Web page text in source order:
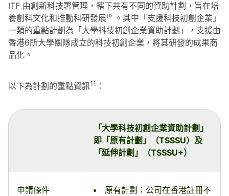
ITF 由創新科技署管理，轄下共有不同的資助計劃，旨在培
養創科文化和推動科研發展¹⁰ 。其中「支援科技初創企業」
一類的重點計劃為「大學科技初創企業資助計劃」，支援由
香港6所大學團隊成立的科技初創企業，將其研發的成果商
品化。
以下為計劃的重點資訊11 ：
「大學科技初創企業資助計劃」
即「原有計劃」（TSSSU）及
「延伸計劃」（TSSSU+）
申請條件
原有計劃：公司在香港註冊不